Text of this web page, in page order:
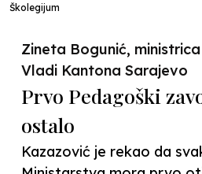
Školegijum
Zineta Bogunić,
Vladi Kantona Sarajevo
Prvo Pedagoški
ostalo
Kazazović je rekao da